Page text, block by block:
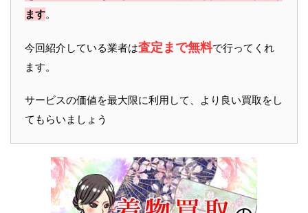
ます。
今回紹介している業者は査定まで無料で行ってくれ
ます。
サービスの価値を最大限に利用して、より良い買取をし
てもらいましょう